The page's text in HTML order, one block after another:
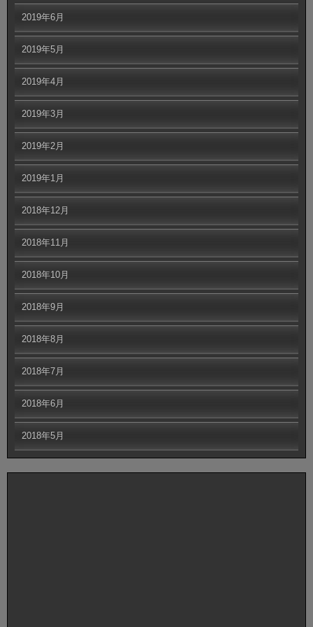
2019年6月
2019年5月
2019年4月
2019年3月
2019年2月
2019年1月
2018年12月
2018年11月
2018年10月
2018年9月
2018年8月
2018年7月
2018年6月
2018年5月